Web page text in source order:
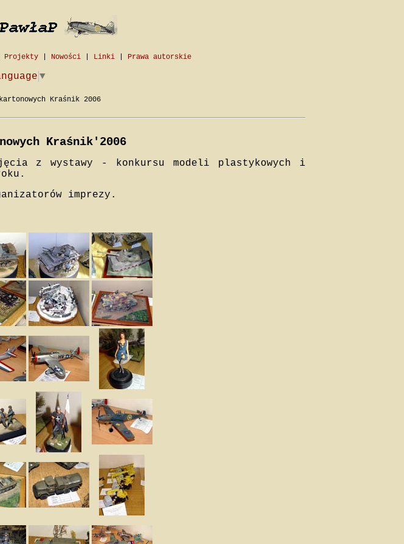
Projekty| Nowości| Linki| Prawa autorskie
▼
Kraśnik 2006
Kraśnik'2006
z wystawy - konkursu modeli plastykowych i
imprezy.